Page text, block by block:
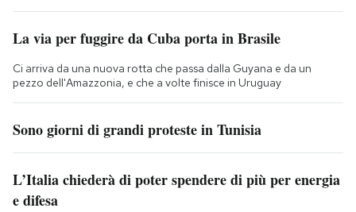
La via per fuggire da Cuba porta in Brasile
Ci arriva da una nuova rotta che passa dalla Guyana e da un
pezzo dell'Amazzonia, e che a volte finisce in Uruguay
Sono giorni di grandi proteste in Tunisia
L’Italia chiederà di poter spendere di più per energia
e difesa